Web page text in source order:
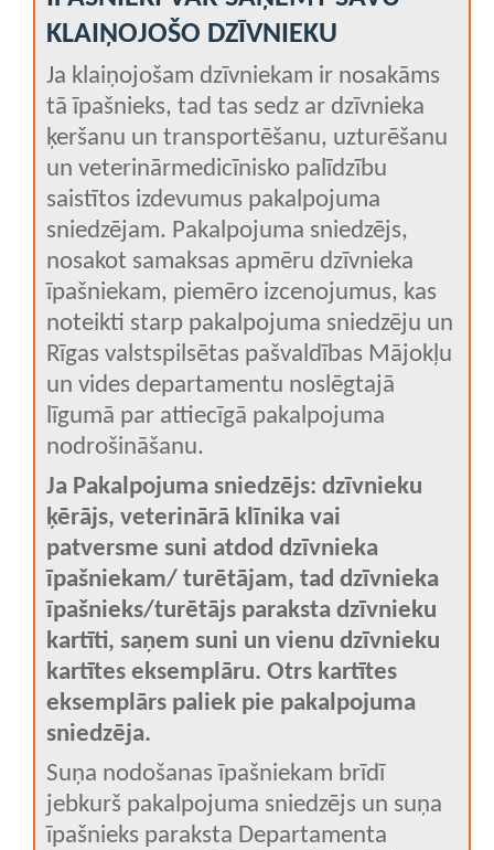
KLAIŅOJOŠO DZĪVNIEKU
Ja klaiņojošam dzīvniekam ir nosakāms
tā īpašnieks, tad tas sedz ar dzīvnieka
ķeršanu un transportēšanu, uzturēšanu
un veterinārmedicīnisko palīdzību
saistītos izdevumus pakalpojuma
sniedzējam. Pakalpojuma sniedzējs,
nosakot samaksas apmēru dzīvnieka
īpašniekam, piemēro izcenojumus, kas
noteikti starp pakalpojuma sniedzēju un
Rīgas valstspilsētas pašvaldības Mājokļu
un vides departamentu noslēgtajā
līgumā par attiecīgā pakalpojuma
nodrošināšanu.
Ja Pakalpojuma sniedzējs: dzīvnieku
ķērājs, veterinārā klīnika vai
patversme suni atdod dzīvnieka
īpašniekam/ turētājam, tad dzīvnieka
īpašnieks/turētājs paraksta dzīvnieku
kartīti, saņem suni un vienu dzīvnieku
kartītes eksemplāru. Otrs kartītes
eksemplārs paliek pie pakalpojuma
sniedzēja.
Suņa nodošanas īpašniekam brīdī
jebkurš pakalpojuma sniedzējs un suņa
īpašnieks paraksta Departamenta